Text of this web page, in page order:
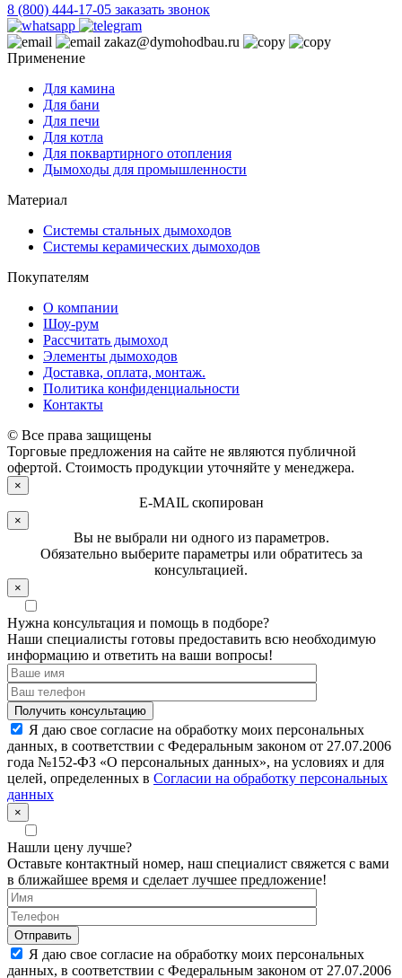
8 (800) 444-17-05 заказать звонок
zakaz@dymohodbau.ru
Применение
Для камина
Для бани
Для печи
Для котла
Для поквартирного отопления
Дымоходы для промышленности
Материал
Системы стальных дымоходов
Системы керамических дымоходов
Покупателям
О компании
Шоу-рум
Рассчитать дымоход
Элементы дымоходов
Доставка, оплата, монтаж.
Политика конфиденциальности
Контакты
© Все права защищены
Торговые предложения на сайте не являются публичной
офертой. Стоимость продукции уточняйте у менеджера.
×
E-MAIL скопирован
×
Вы не выбрали ни одного из параметров.
Обязательно выберите параметры или обратитесь за
консультацией.
×
Нужна консультация и помощь в подборе?
Наши специалисты готовы предоставить всю необходимую
информацию и ответить на ваши вопросы!
Я даю свое согласие на обработку моих персональных
данных, в соответствии с Федеральным законом от 27.07.2006
года №152-ФЗ «О персональных данных», на условиях и для
целей, определенных в Согласии на обработку персональных
данных
×
Нашли цену лучше?
Оставьте контактный номер, наш специалист свяжется с вами
в ближайшее время и сделает лучшее предложение!
Я даю свое согласие на обработку моих персональных
данных, в соответствии с Федеральным законом от 27.07.2006